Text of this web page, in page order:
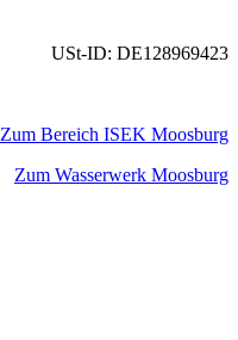
USt-ID: DE128969423
Zum Bereich ISEK Moosburg
Zum Wasserwerk Moosburg